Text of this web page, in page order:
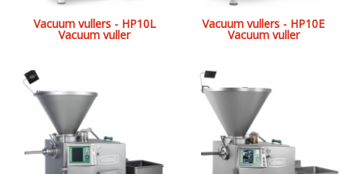
Vacuum vullers - HP10L
Vacuum vuller
Vacuum vullers - HP10E
Vacuum vuller